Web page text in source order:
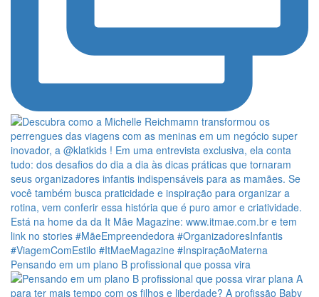
Pensando em um plano B profissional que possa vira